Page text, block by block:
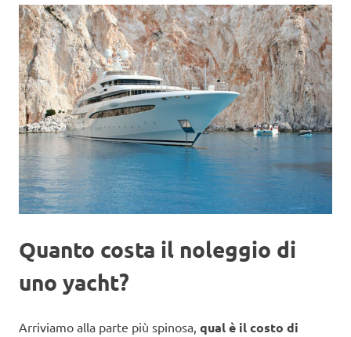
Quanto costa il noleggio di
uno yacht?
Arriviamo alla parte più spinosa, qual è il costo di